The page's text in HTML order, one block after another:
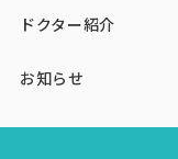
ドクター紹介
お知らせ